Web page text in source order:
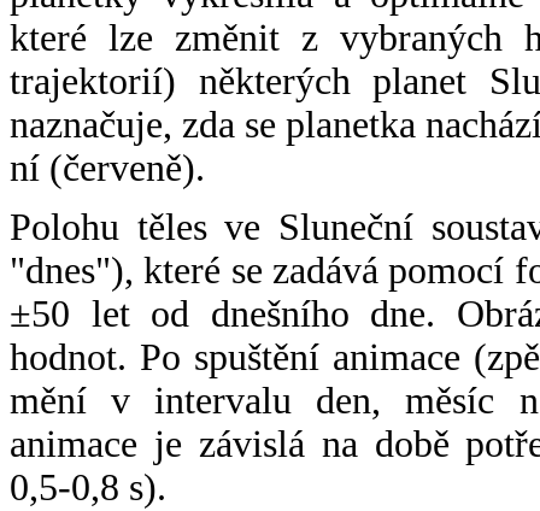
které lze změnit z vybraných
trajektorií) některých planet
naznačuje, zda se planetka
ní (červeně).
Polohu těles ve Sluneční
"dnes"), které se zadává pomocí
±50 let od dnešního dne.
hodnot. Po spuštění animace
mění v intervalu den, měsíc
animace je závislá na době
0,5-0,8 s).